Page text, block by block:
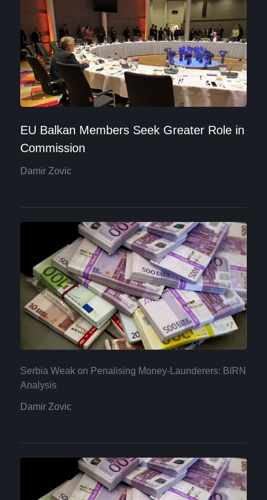
EU Balkan Members Seek Greater Role in
Commission
Damir Zovic
Serbia Weak on Penalising Money-Launderers: BIRN
Analysis
Damir Zovic